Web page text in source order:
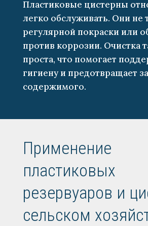
Пластиковые цистерны
легко обслуживать. Они не
регулярной покраски или
против коррозии. Очистка
проста, что помогает
гигиену и предотвращает
содержимого.
Применение
пластиковых
резервуаров и
сельском